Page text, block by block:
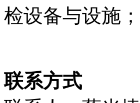
检设备与设施；
联系方式